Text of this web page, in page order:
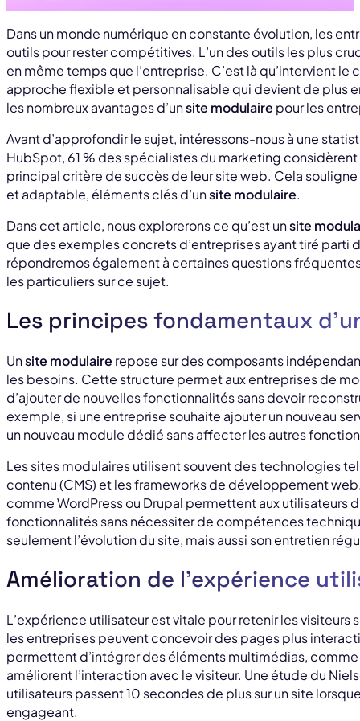
Dans un monde numérique en constante évolution, les
outils pour rester compétitives. L’un des outils les plus
en même temps que l’entreprise. C’est là qu’intervient
approche flexible et personnalisable qui devient de plus
les nombreux avantages d’unsite modulaire pour les
Avant d’approfondir le sujet, intéressons-nous à une
HubSpot, 61 % des spécialistes du marketing
principal critère de succès de leur site web. Cela
et adaptable, éléments clés d’unsite modulaire.
Dans cet article, nous explorerons ce qu’est unsite
que des exemples concrets d’entreprises ayant tiré parti
répondremos également à certaines questions
les particuliers sur ce sujet.
Les principes fondamentaux
Unsite modulaire repose sur des composants
les besoins. Cette structure permet aux entreprises de
d’ajouter de nouvelles fonctionnalités sans devoir
exemple, si une entreprise souhaite ajouter un nouveau
un nouveau module dédié sans affecter les autres
Les sites modulaires utilisent souvent des technologies
contenu (CMS) et les frameworks de développement
comme WordPress ou Drupal permettent aux utilisateurs
fonctionnalités sans nécessiter de compétences
seulement l’évolution du site, mais aussi son entretien
Amélioration de l’expérience
L’expérience utilisateur est vitale pour retenir les visiteurs
les entreprises peuvent concevoir des pages plus
permettent d’intégrer des éléments multimédias,
améliorent l’interaction avec le visiteur. Une étude du
utilisateurs passent 10 secondes de plus sur un site
engageant.